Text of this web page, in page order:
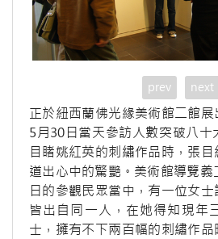
prev next
正於紐西蘭佛光緣美術館二館展
5月30日當天參訪人數突破八十
目睹姚紅英的刺繡作品時，張
道出心中的驚艷。美術館導覽
日的參觀民眾當中，有一位女
皆出自同一人，在她得知現年
士，擁有不下兩百幅的刺繡作